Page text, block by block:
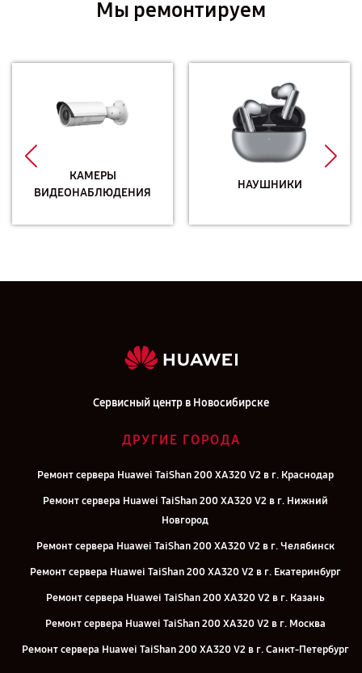
Мы ремонтируем
КАМЕРЫ
ВИДЕОНАБЛЮДЕНИЯ
НАУШНИКИ
Сервисный центр в Новосибирске
ДРУГИЕ ГОРОДА
Ремонт сервера Huawei TaiShan 200 XA320 V2 в г. Краснодар
Ремонт сервера Huawei TaiShan 200 XA320 V2 в г. Нижний
Новгород
Ремонт сервера Huawei TaiShan 200 XA320 V2 в г. Челябинск
Ремонт сервера Huawei TaiShan 200 XA320 V2 в г. Екатеринбург
Ремонт сервера Huawei TaiShan 200 XA320 V2 в г. Казань
Ремонт сервера Huawei TaiShan 200 XA320 V2 в г. Москва
Ремонт сервера Huawei TaiShan 200 XA320 V2 в г. Санкт-Петербург